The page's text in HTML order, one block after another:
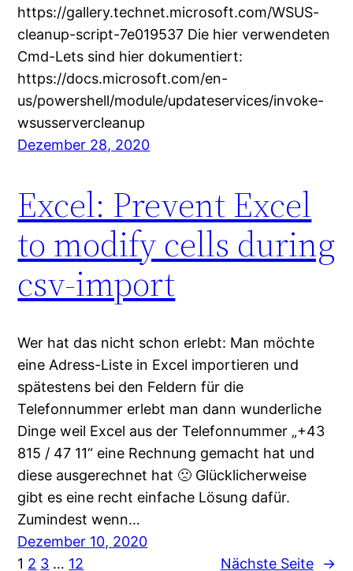
https://gallery.technet.microsoft.com/WSUS-
cleanup-script-7e019537 Die hier verwendeten
Cmd-Lets sind hier dokumentiert:
https://docs.microsoft.com/en-
us/powershell/module/updateservices/invoke-
wsusservercleanup
Dezember 28, 2020
Excel: Prevent Excel
to modify cells during
csv-import
Wer hat das nicht schon erlebt: Man möchte
eine Adress-Liste in Excel importieren und
spätestens bei den Feldern für die
Telefonnummer erlebt man dann wunderliche
Dinge weil Excel aus der Telefonnummer „+43
815 / 47 11“ eine Rechnung gemacht hat und
diese ausgerechnet hat 🙁 Glücklicherweise
gibt es eine recht einfache Lösung dafür.
Zumindest wenn…
Dezember 10, 2020
1 2 3 … 12 Nächste Seite →